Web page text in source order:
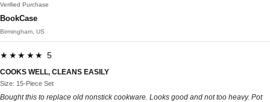
Verified Purchase
BookCase
Birmingham, US
★★★★★ 5
COOKS WELL, CLEANS EASILY
Size: 15-Piece Set
Bought this to replace old nonstick cookware. Looks good and not too heavy. Pot